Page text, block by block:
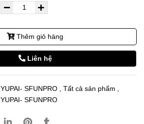
Thêm giỏ hàng
Liên hệ
YUPAI- SFUNPRO ,Tất cả sản phẩm ,
YUPAI- SFUNPRO